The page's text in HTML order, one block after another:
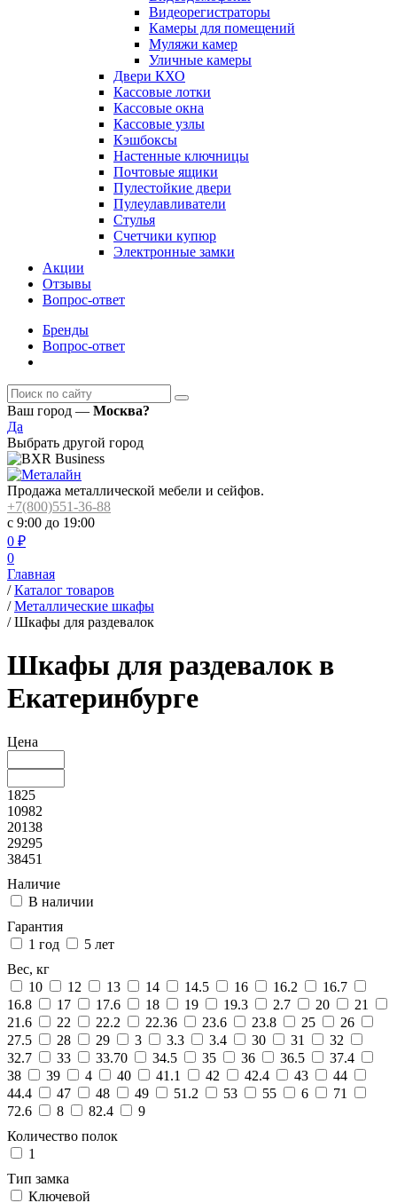
Видеорегистраторы
Камеры для помещений
Муляжи камер
Уличные камеры
Двери КХО
Кассовые лотки
Кассовые окна
Кассовые узлы
Кэшбоксы
Настенные ключницы
Почтовые ящики
Пулестойкие двери
Пулеулавливатели
Стулья
Счетчики купюр
Электронные замки
Акции
Отзывы
Вопрос-ответ
Бренды
Вопрос-ответ
Ваш город — Москва?
Да
Выбрать другой город
Продажа металлической мебели и сейфов.
+7(800)551-36-88
с 9:00 до 19:00
0 ₽
0
Главная
/ Каталог товаров
/ Металлические шкафы
/ Шкафы для раздевалок
Шкафы для раздевалок в
Екатеринбурге
Цена
1825
10982
20138
29295
38451
Наличие
В наличии
Гарантия
1 год
5 лет
Вес, кг
10
12 13 14 14.5 16 16.2
16.7
16.8
17 17.6 18 19 19.3 2.7 20
21
21.6
22 22.2 22.36 23.6 23.8 25
26
27.5
28 29 3 3.3 3.4 30 31
32
32.7
33 33.70 34.5 35 36 36.5
37.4
38
39 4 40 41.1 42 42.4 43
44
44.4
47 48 49 51.2 53 55 6
71
72.6
8 82.4
9
Количество полок
1
Тип замка
Ключевой